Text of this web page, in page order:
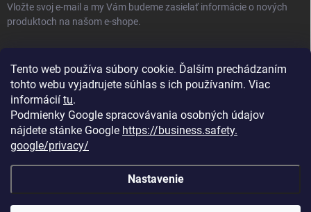
Tento web používa súbory cookie. Ďalším prechádzaním
tohto webu vyjadrujete súhlas s ich používaním. Viac
informácií tu.
Podmienky Google spracovávania osobných údajov
nájdete stánke Google https://business.safety.
google/privacy/
Nastavenie
Vložte svoj e-mail a my Vám budeme zasielať informácie o nových
produktoch na našom e-shope.
Vložením e-mailu súhlasíte spodmienkami ochrany osobných
údajov
Prihlásiť sa